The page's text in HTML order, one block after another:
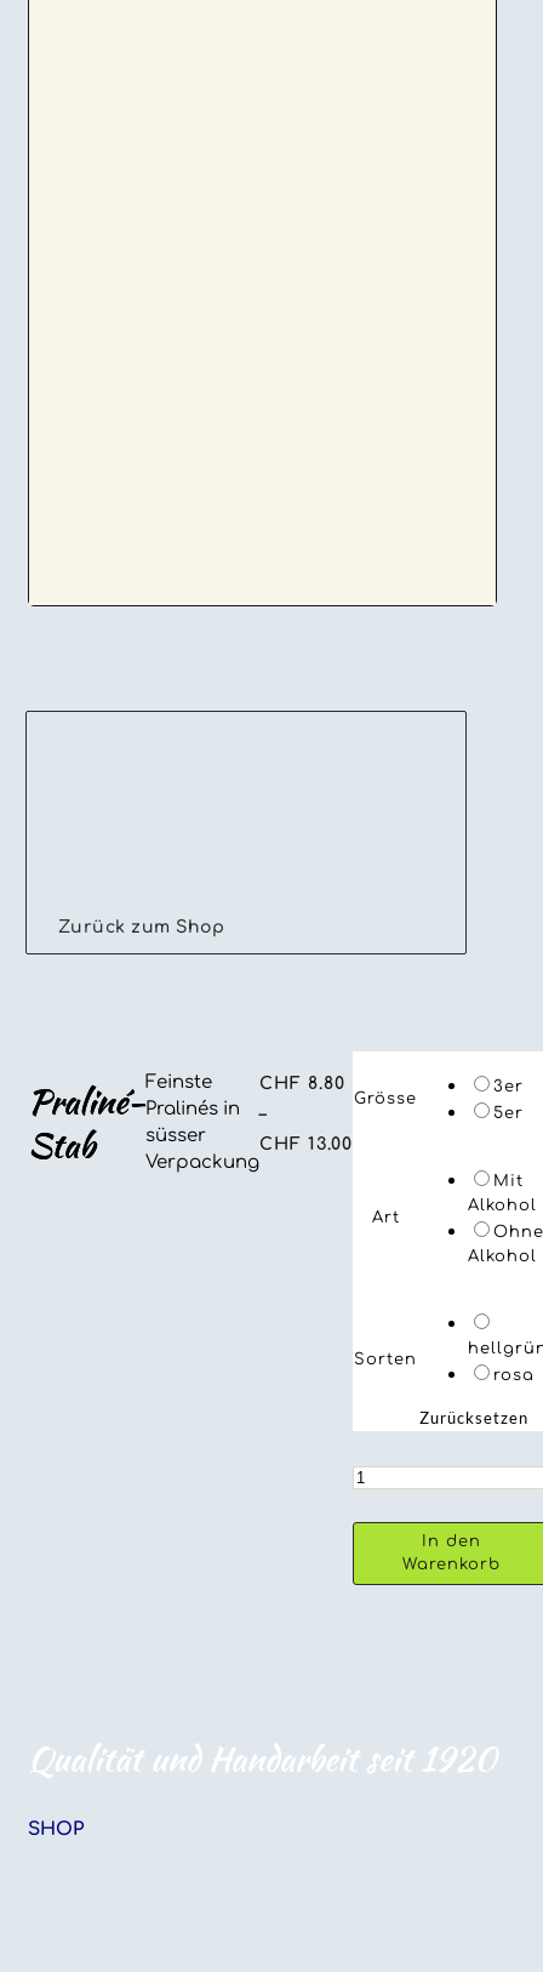
Zurück zum Shop
Praliné-
Stab
Feinste
Pralinés in
süsser
Verpackung
CHF 8.80
–
CHF 13.00
Grösse
3er
5er
Art
Mit
Alkohol
Ohne
Alkohol
Sorten
rosa
Zurücksetzen
Praliné-
Menge
In den
Warenkorb
Qualität und Handarbeit seit 1920
SHOP